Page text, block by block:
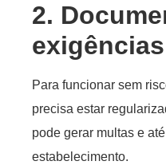
2.
Para funcionar sem
precisa estar
pode gerar multas e
estabelecimento.